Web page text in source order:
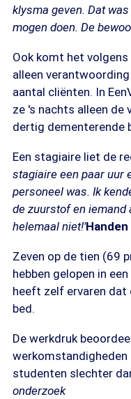
klysma geven. Dat
mogen doen. De
Ook komt het
alleen
aantal cliënten. In
ze 's nachts alleen
dertig dementerende
Een stagiaire liet de
stagiaire een paar uur
personeel was. Ik
de zuurstof en iemand
helemaal niet!'
Zeven op de tien (69
hebben gelopen in
heeft zelf ervaren dat
bed.
De werkdruk
werkomstandigheden
studenten slechter
onderzoek